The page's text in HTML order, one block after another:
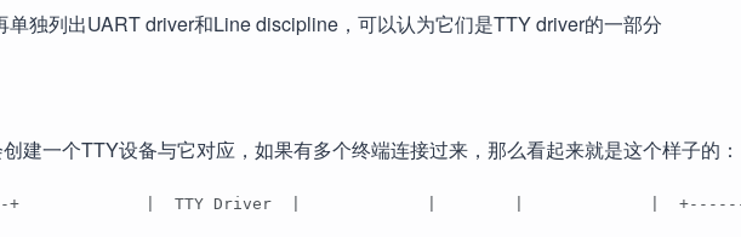
独列出UART driver和Line discipline，可以认为它们是TTY driver的一部分
建一个TTY设备与它对应，如果有多个终端连接过来，那么看起来就是这个样子的：
+             |  TTY Driver  |             |        |             |